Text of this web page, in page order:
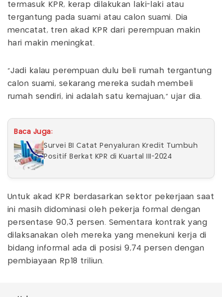
termasuk KPR, kerap dilakukan laki-laki atau
tergantung pada suami atau calon suami. Dia
mencatat, tren akad KPR dari perempuan makin
hari makin meningkat.
“Jadi kalau perempuan dulu beli rumah tergantung
calon suami, sekarang mereka sudah membeli
rumah sendiri, ini adalah satu kemajuan,” ujar dia.
Baca Juga:
Survei BI Catat Penyaluran Kredit Tumbuh
Positif Berkat KPR di Kuartal III-2024
Untuk akad KPR berdasarkan sektor pekerjaan saat
ini masih didominasi oleh pekerja formal dengan
persentase 90,3 persen. Sementara kontrak yang
dilaksanakan oleh mereka yang menekuni kerja di
bidang informal ada di posisi 9,74 persen dengan
pembiayaan Rp18 triliun.